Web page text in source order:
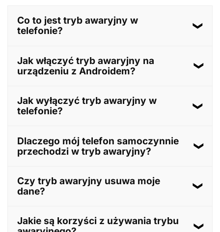
Co to jest tryb awaryjny w
telefonie?
Tryb awaryjny to specjalny stan systemu operacyjnego,
w którym uruchamiane są jedynie podstawowe
aplikacje systemowe, co pozwala na diagnozowanie
Jak włączyć tryb awaryjny na
urządzeniu z Androidem?
Aby włączyć tryb awaryjny, naciśnij i przytrzymaj
przycisk zasilania, a następnie dotknij i przytrzymaj
opcję „Wyłącz”, aż pojawi się komunikat o
Jak wyłączyć tryb awaryjny w
telefonie?
Aby wyjść z trybu awaryjnego, wystarczy ponownie
uruchomić telefon, wybierając opcję „Uruchom
ponownie” z menu zasilania.
Dlaczego mój telefon samoczynnie
przechodzi w tryb awaryjny?
Telefon może automatycznie przejść w tryb awaryjny z
powodu problemów z oprogramowaniem,
uszkodzonych aplikacji lub błędów systemowych.
Czy tryb awaryjny usuwa moje
dane?
Nie, tryb awaryjny nie usuwa danych użytkownika;
jedynie tymczasowo wyłącza aplikacje innych firm.
Jakie są korzyści z używania trybu